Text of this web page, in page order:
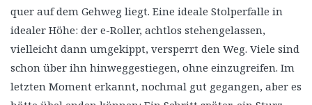
quer auf dem Gehweg liegt. Eine ideale Stolperfalle in
idealer Höhe: der e-Roller, achtlos stehengelassen,
vielleicht dann umgekippt, versperrt den Weg. Viele sind
schon über ihn hinweggestiegen, ohne einzugreifen. Im
letzten Moment erkannt, nochmal gut gegangen, aber es